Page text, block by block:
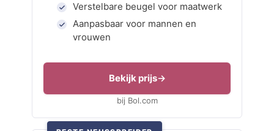
Verstelbare beugel voor maatwerk
Aanpasbaar voor mannen en
vrouwen
Bekijk prijs
bij Bol.com